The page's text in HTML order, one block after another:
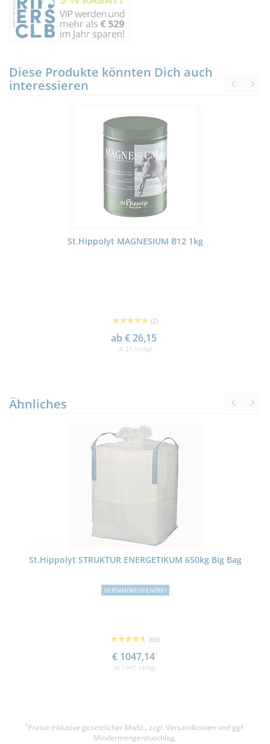
Diese Produkte könnten Dich auch
interessieren
St.Hippolyt MAGNESIUM B12 1kg
(2)
ab € 26,151
(€ 27,55/kg)
Ähnliches
St.Hippolyt STRUKTUR ENERGETIKUM 650kg Big Bag
VERSANDKOSTENFREI
(66)
€ 1047,141
(€ 1047,14/kg)
1 Preise inklusive gesetzlicher MwSt., zzgl. Versandkosten und ggf.
Mindermengenzuschlag.